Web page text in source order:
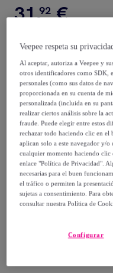
31,92 €
51
-37%
Vendido por
Entrega
Entrega desde3,94 €
Gratis desde 99 € de
Veepee respeta su
Al aceptar, autoriza a Veepee y
otros identificadores como SDK,
personales (como sus datos de
proporcionada en su cuenta de
personalizada (incluida en su
realizar ciertos análisis sobre la
fraude. Puede elegir entre estos
rechazar todo haciendo clic en el
aplican solo a este navegador y/o
cualquier momento haciendo clic
enlace "Política de Privacidad".
necesarias para el buen
el tráfico o permiten la
sujetas a consentimiento. Para
consultar nuestra Política de
Configurar